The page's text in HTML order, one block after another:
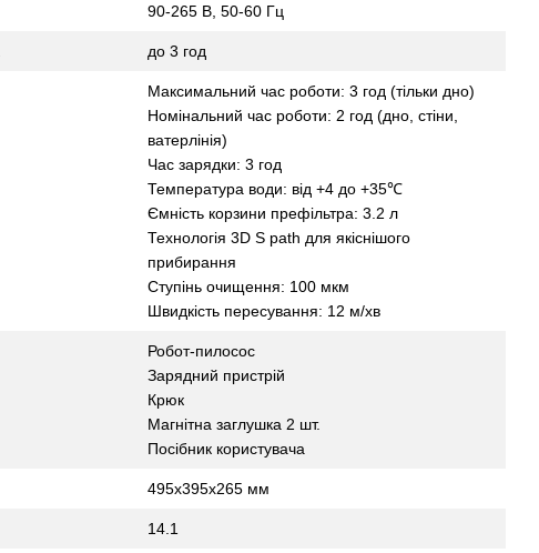
90-265 В, 50-60 Гц
до 3 год
Максимальний час роботи: 3 год (тільки дно)
Номінальний час роботи: 2 год (дно, стіни,
ватерлінія)
Час зарядки: 3 год
Температура води: від +4 до +35℃
Ємність корзини префільтра: 3.2 л
Технологія 3D S path для якіснішого
прибирання
Ступінь очищення: 100 мкм
Швидкість пересування: 12 м/хв
Робот-пилосос
Зарядний пристрій
Крюк
Магнітна заглушка 2 шт.
Посібник користувача
495х395х265 мм
14.1